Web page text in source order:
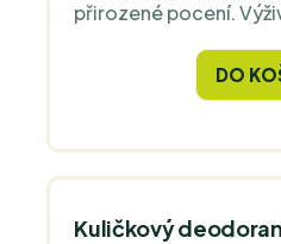
přirozené pocení.
je příjemný i po holení.
tóny citronové trávy,
působí čistě a je
DO
Kuličkový